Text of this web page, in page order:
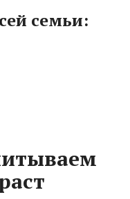
семьи: